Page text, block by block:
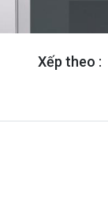
Xếp theo :